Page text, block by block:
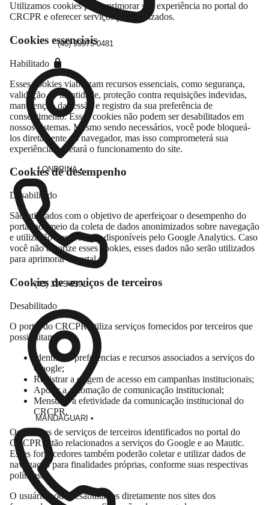
(46) 99975-0481
LONDRINA •
(43) 3375-0591
MANDAGUARI •
Utilizamos cookies para aprimorar sua experiência no portal do
CRCPR e oferecer serviços personalizados.
Cookies essenciais
Habilitado
Esses cookies viabilizam recursos essenciais, como segurança,
validação de identidade, proteção contra requisições indevidas,
manutenção da sessão e registro da sua preferência de
consentimento. Esses cookies não podem ser desabilitados em
nossos sistemas. Mesmo sendo necessários, você pode bloqueá-
los diretamente no navegador, mas isso comprometerá sua
experiência e afetará o funcionamento do site.
Cookies de desempenho
Desabilitado
São utilizados com o objetivo de aperfeiçoar o desempenho do
portal por meio da coleta de dados anonimizados sobre navegação
e utilização dos recursos disponíveis pelo Google Analytics. Caso
você não autorize esses cookies, esses dados não serão utilizados
para aprimorar o portal.
Cookies de serviços de terceiros
Desabilitado
O portal do CRCPR utiliza serviços fornecidos por terceiros que
possibilitam:
Identificar preferências e recursos associados a serviços do
Google;
Registrar a origem de acesso em campanhas institucionais;
Apoiar a automação de comunicação institucional;
Mensurar a efetividade da comunicação institucional do
CRCPR.
Os cookies de serviços de terceiros identificados no portal do
CRCPR estão relacionados a serviços do Google e ao Mautic.
Esses fornecedores também poderão coletar e utilizar dados de
navegação para finalidades próprias, conforme suas respectivas
políticas.
O usuário pode desabilitá-los diretamente nos sites dos